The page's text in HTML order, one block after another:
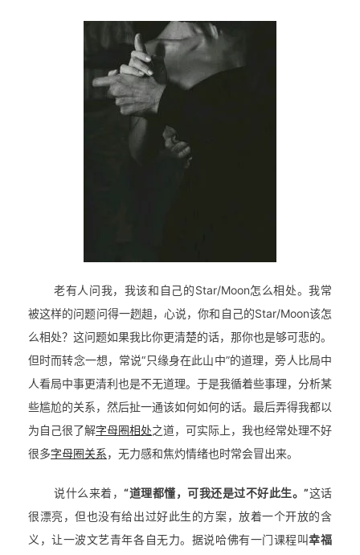
老有人问我，我该和自己的Star/Moon怎么相处。我常
被这样的问题问得一趔趄，心说，你和自己的Star/Moon该怎
么相处？这问题如果我比你更清楚的话，那你也是够可悲的。
但时而转念一想，常说“只缘身在此山中”的道理，旁人比局中
人看局中事更清利也是不无道理。于是我循着些事理，分析某
些尴尬的关系，然后扯一通该如何如何的话。 最后弄得我都以
为自己很了解字母圈相处之道，可实际上，我也经常处理不好
很多字母圈关系，无力感和焦灼情绪也时常会冒出来。
说什么来着， “道理都懂，可我还是过不好此生。”这话
很漂亮，但也没有给出过好此生的方案，放着一个开放的含
义，让一波文艺青年各自无力。据说哈佛有一门课程叫幸福